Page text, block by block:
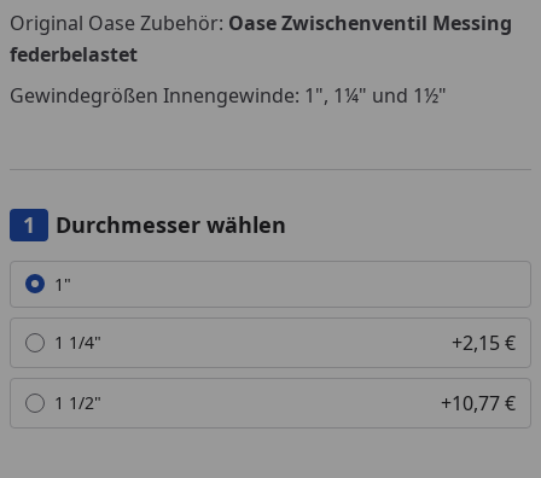
Original Oase Zubehör: Oase Zwischenventil Messing
federbelastet
Gewindegrößen Innengewinde: 1", 1¼" und 1½"
Durchmesser wählen
Alle anzeigen (3)
1"
1 1/4" +2,15 €
1 1/2" +10,77 €